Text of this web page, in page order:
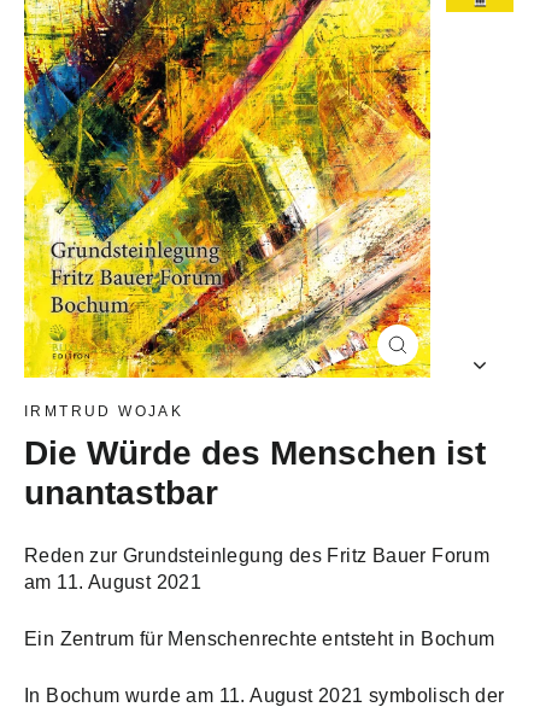
Schließen
(Esc)
IRMTRUD WOJAK
Die Würde des Menschen ist
unantastbar
Reden zur Grundsteinlegung des Fritz Bauer Forum
am 11. August 2021
Ein Zentrum für Menschenrechte entsteht in Bochum
In Bochum wurde am 11. August 2021 symbolisch der